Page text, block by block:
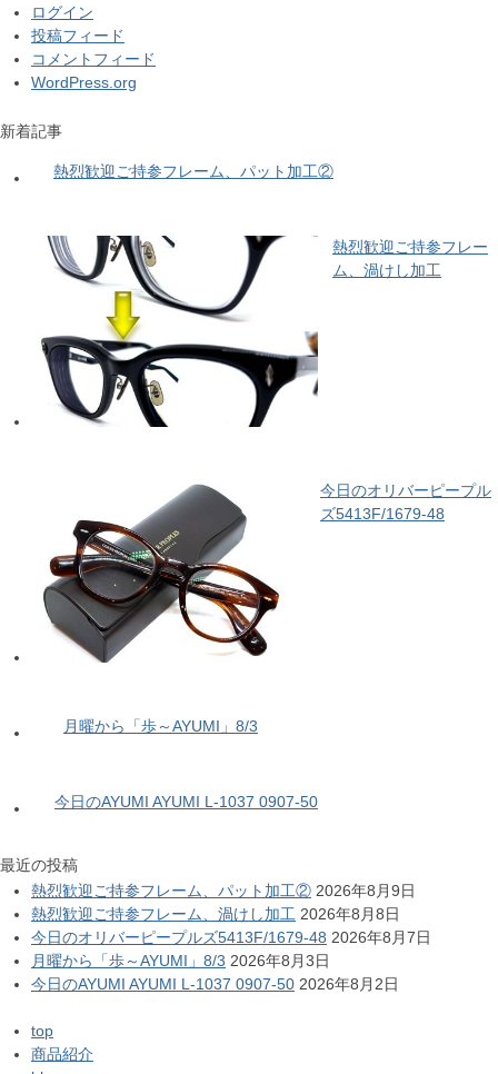
ログイン
投稿フィード
コメントフィード
WordPress.org
新着記事
熱烈歓迎ご持参フレーム、パット加工②
熱烈歓迎ご持参フレー
ム、渦けし加工
今日のオリバーピープル
ズ5413F/1679-48
月曜から「歩～AYUMI」8/3
今日のAYUMI AYUMI L-1037 0907-50
最近の投稿
熱烈歓迎ご持参フレーム、パット加工② 2026年8月9日
熱烈歓迎ご持参フレーム、渦けし加工 2026年8月8日
今日のオリバーピープルズ5413F/1679-48 2026年8月7日
月曜から「歩～AYUMI」8/3 2026年8月3日
今日のAYUMI AYUMI L-1037 0907-50 2026年8月2日
top
商品紹介